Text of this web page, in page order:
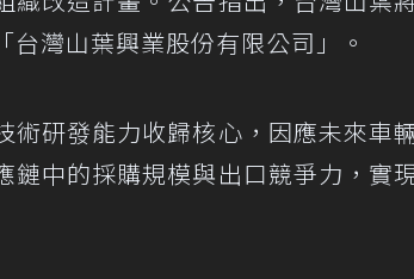
灣山葉興業股份有限公司」。
術研發能力收歸核心，因應未來車
中的採購規模與出口競爭力，實